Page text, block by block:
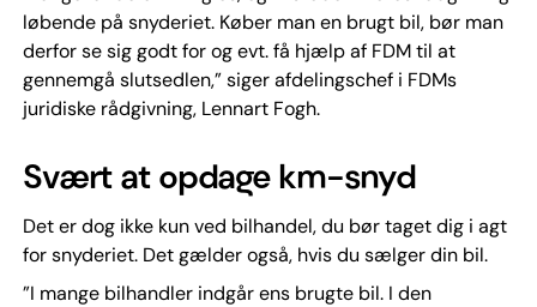
løbende på snyderiet. Køber man en brugt bil, bør man
derfor se sig godt for og evt. få hjælp af FDM til at
gennemgå slutsedlen,” siger afdelingschef i FDMs
juridiske rådgivning, Lennart Fogh.
Svært at opdage km-snyd
Det er dog ikke kun ved bilhandel, du bør taget dig i agt
for snyderiet. Det gælder også, hvis du sælger din bil.
”I mange bilhandler indgår ens brugte bil. I den